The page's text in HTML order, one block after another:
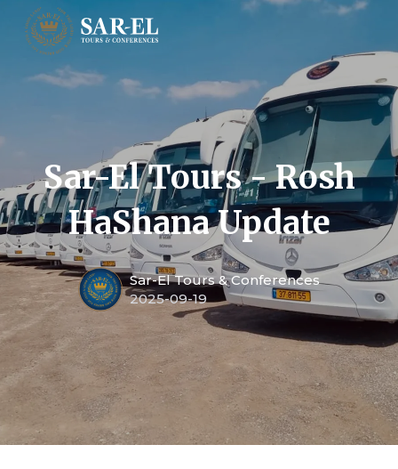
Sar-El Tours - Rosh
HaShana Update
Sar-El Tours & Conferences
2025-09-19